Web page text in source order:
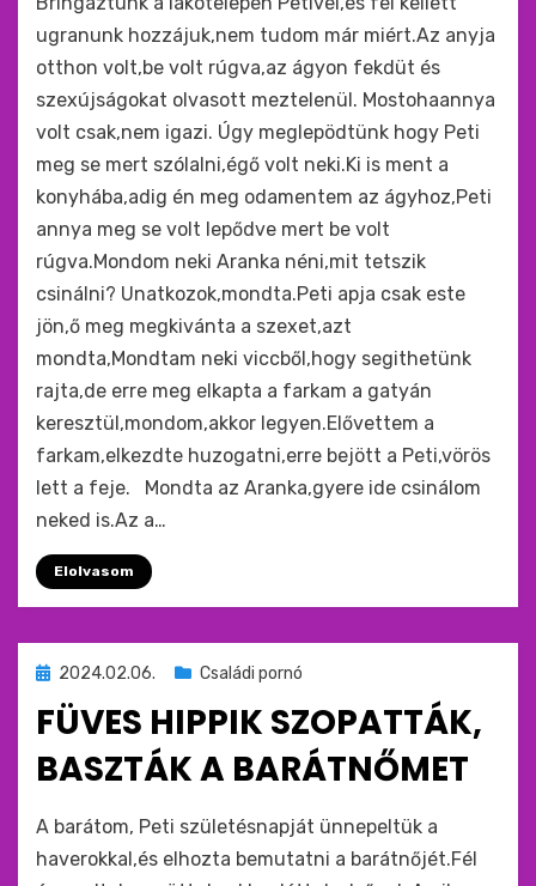
ugranunk hozzájuk,nem tudom már miért.Az anyja
otthon volt,be volt rúgva,az ágyon fekdüt és
szexújságokat olvasott meztelenül. Mostohaannya
volt csak,nem igazi. Úgy meglepödtünk hogy Peti
meg se mert szólalni,égő volt neki.Ki is ment a
konyhába,adig én meg odamentem az ágyhoz,Peti
annya meg se volt lepődve mert be volt
rúgva.Mondom neki Aranka néni,mit tetszik
csinálni? Unatkozok,mondta.Peti apja csak este
jön,ő meg megkivánta a szexet,azt
mondta,Mondtam neki viccből,hogy segithetünk
rajta,de erre meg elkapta a farkam a gatyán
keresztül,mondom,akkor legyen.Elővettem a
farkam,elkezdte huzogatni,erre bejött a Peti,vörös
lett a feje. Mondta az Aranka,gyere ide csinálom
neked is.Az a…
Elolvasom
Beküldve
2024.02.06. Családi pornó
FÜVES HIPPIK SZOPATTÁK,
BASZTÁK A BARÁTNŐMET
monkey
A barátom, Peti születésnapját ünnepeltük a
haverokkal,és elhozta bemutatni a barátnőjét.Fél